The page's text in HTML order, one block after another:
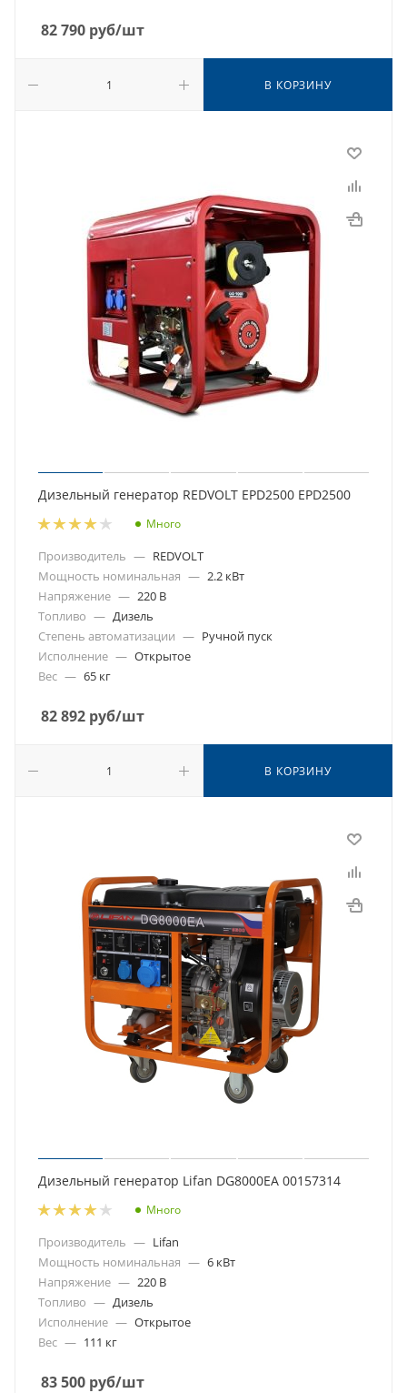
82 790 руб/шт
В КОРЗИНУ
Дизельный генератор REDVOLT EPD2500 EPD2500
Много
Производитель — REDVOLT
Мощность номинальная — 2.2 кВт
Напряжение — 220 В
Топливо — Дизель
Степень автоматизации — Ручной пуск
Исполнение — Открытое
Вес — 65 кг
82 892 руб/шт
В КОРЗИНУ
Дизельный генератор Lifan DG8000EA 00157314
Много
Производитель — Lifan
Мощность номинальная — 6 кВт
Напряжение — 220 В
Топливо — Дизель
Исполнение — Открытое
Вес — 111 кг
83 500 руб/шт